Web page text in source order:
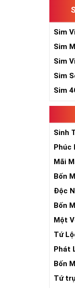
Sim
Siêu
Sim
TK159
Sim
Sim
Sim
Sinh
Phúc
Mãi
Bốn
Độc
Bốn
Một
Tứ
Phát
Bốn
Tứ